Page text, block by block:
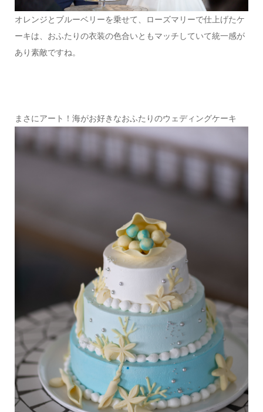
オレンジとブルーベリーを乗せて、ローズマリーで仕上げたケ
ーキは、おふたりの衣装の色合いともマッチしていて統一感が
あり素敵ですね。
まさにアート！海がお好きなおふたりのウェディングケーキ